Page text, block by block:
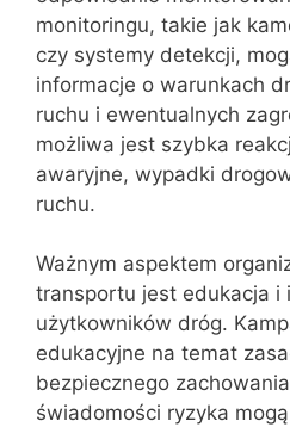
monitoringu, takie jak
czy systemy detekcji,
informacje o warunkach
ruchu i ewentualnych
możliwa jest szybka
awaryjne, wypadki
ruchu.
Ważnym aspektem
transportu jest edukacja i
użytkowników dróg.
edukacyjne na temat
bezpiecznego
świadomości ryzyka